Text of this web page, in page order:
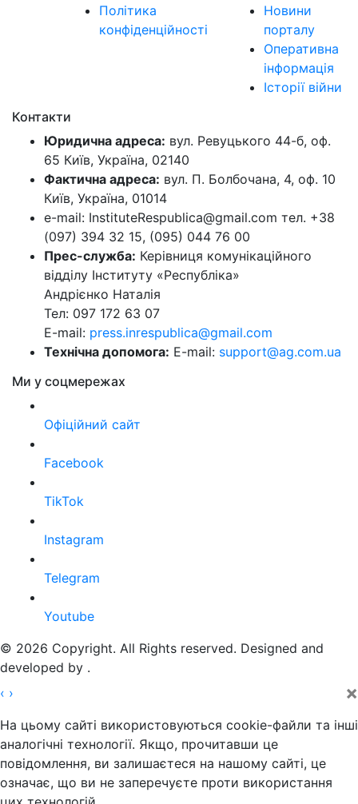
Політика
конфіденційності
Новини
порталу
Оперативна
інформація
Історії війни
Контакти
Юридична адреса: вул. Ревуцького 44-б, оф.
65 Київ, Україна, 02140
Фактична адреса: вул. П. Болбочана, 4, оф. 10
Київ, Україна, 01014
e-mail: InstituteRespublica@gmail.com тел. +38
(097) 394 32 15, (095) 044 76 00
Прес-служба: Керівниця комунікаційного
відділу Інституту «Республіка»
Андрієнко Наталія
Тел: 097 172 63 07
E-mail: press.inrespublica@gmail.com
Технічна допомога: E-mail: support@ag.com.ua
Ми у соцмережах
Офіційний сайт
Facebook
TikTok
Instagram
Telegram
Youtube
© 2026 Copyright. All Rights reserved. Designed and
developed by .
‹ › ×
На цьому сайті використовуються cookie-файли та інші
аналогічні технології. Якщо, прочитавши це
повідомлення, ви залишаєтеся на нашому сайті, це
означає, що ви не заперечуєте проти використання